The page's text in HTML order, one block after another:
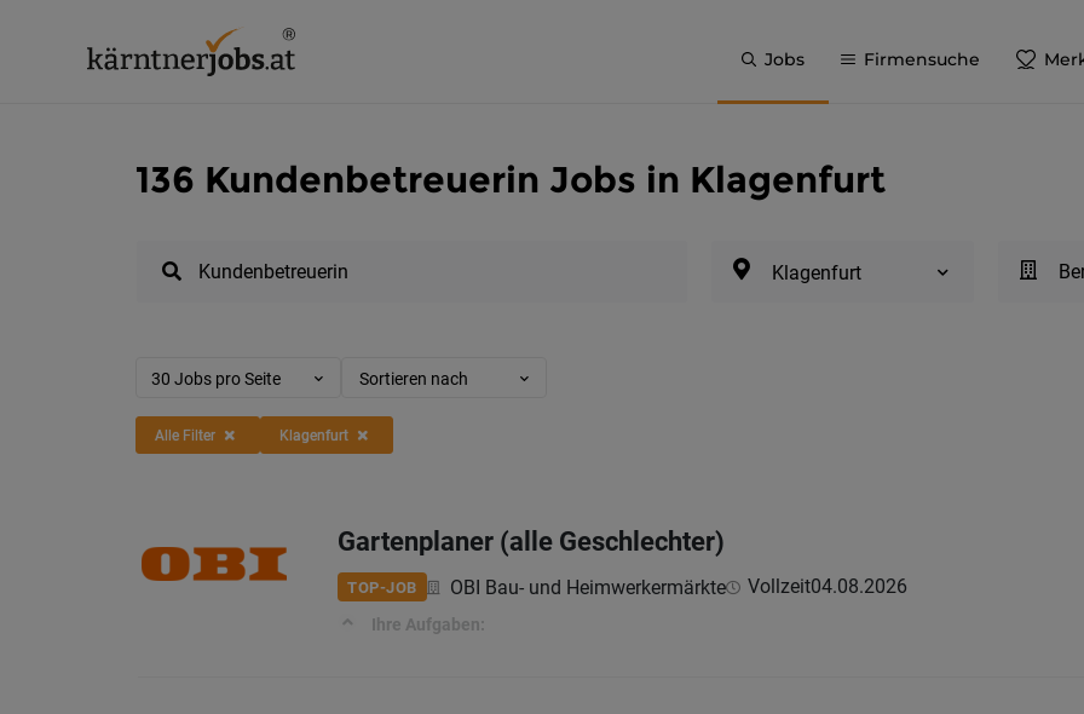
Jobs Firmensuche
136 Kundenbetreuerin Jobs in Klagenfurt
Klagenfurt
30 Jobs pro Seite Sortieren nach
Alle Filter Klagenfurt
Gartenplaner (alle Geschlechter)
TOP-JOB OBI Bau- und Heimwerkermärkte Vollzeit04.08.2026
Ihre Aufgaben: